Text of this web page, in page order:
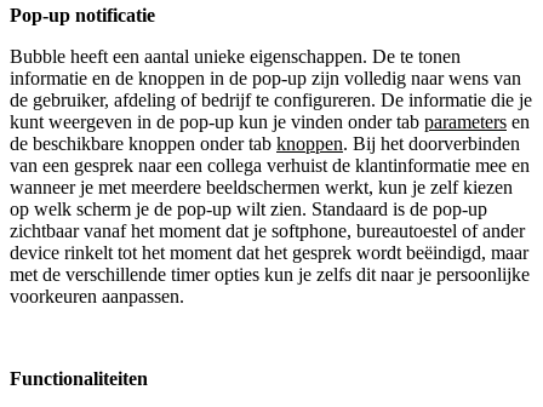
Pop-up notificatie
Bubble heeft een aantal unieke eigenschappen. De te tonen
informatie en de knoppen in de pop-up zijn volledig naar wens van
de gebruiker, afdeling of bedrijf te configureren. De informatie die je
kunt weergeven in de pop-up kun je vinden onder tab parameters en
de beschikbare knoppen onder tab knoppen. Bij het doorverbinden
van een gesprek naar een collega verhuist de klantinformatie mee en
wanneer je met meerdere beeldschermen werkt, kun je zelf kiezen
op welk scherm je de pop-up wilt zien. Standaard is de pop-up
zichtbaar vanaf het moment dat je softphone, bureautoestel of ander
device rinkelt tot het moment dat het gesprek wordt beëindigd, maar
met de verschillende timer opties kun je zelfs dit naar je persoonlijke
voorkeuren aanpassen.
Functionaliteiten